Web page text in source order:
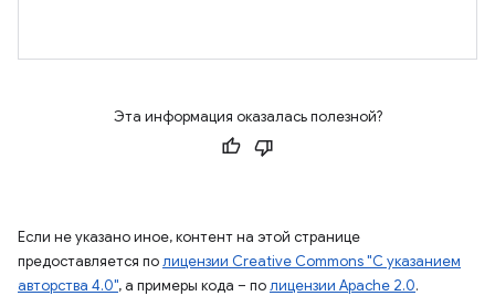
Эта информация оказалась полезной?
Если не указано иное, контент на этой странице
предоставляется полицензии Creative Commons "С указанием
авторства 4.0", а примеры кода – полицензии Apache 2.0.